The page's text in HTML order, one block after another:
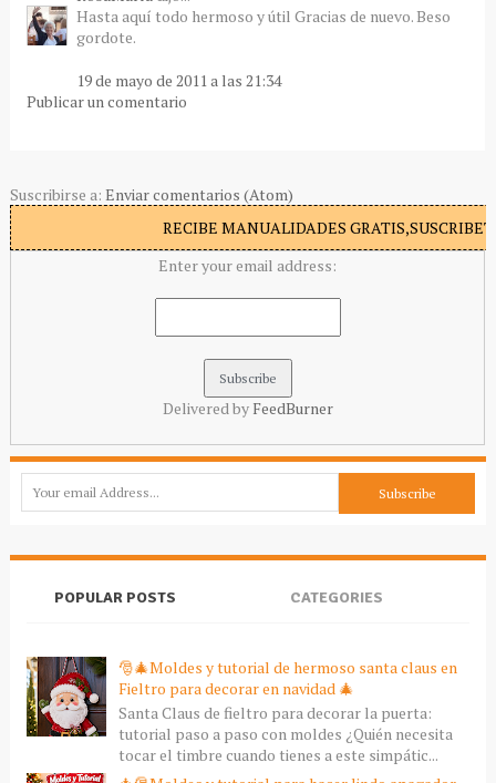
Hasta aquí todo hermoso y útil Gracias de nuevo. Beso
gordote.
19 de mayo de 2011 a las 21:34
Publicar un comentario
Suscribirse a: Enviar comentarios (Atom)
RECIBE MANUALIDADES
Enter your email address:
Delivered by FeedBurner
POPULAR POSTS CATEGORIES
🎅🎄Moldes y tutorial de hermoso santa claus en
Fieltro para decorar en navidad 🎄
Santa Claus de fieltro para decorar la puerta:
tutorial paso a paso con moldes ¿Quién necesita
tocar el timbre cuando tienes a este simpátic...